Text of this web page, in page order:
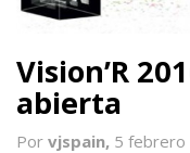
Vision’R
abierta
Por vjspain, 5 febrero